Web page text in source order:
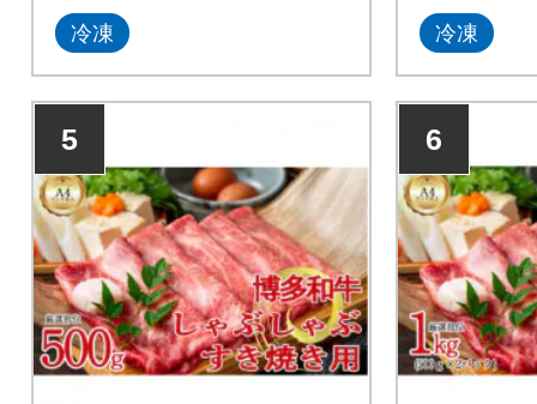
冷凍 冷凍
5 6